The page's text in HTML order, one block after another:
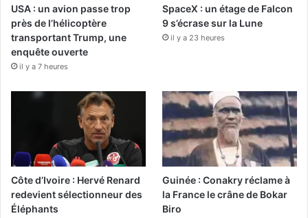
USA : un avion passe trop
près de l’hélicoptère
transportant Trump, une
enquête ouverte
il y a 7 heures
SpaceX : un étage de Falcon
9 s’écrase sur la Lune
il y a 23 heures
Côte d’Ivoire : Hervé Renard
redevient sélectionneur des
Éléphants
Guinée : Conakry réclame à
la France le crâne de Bokar
Biro